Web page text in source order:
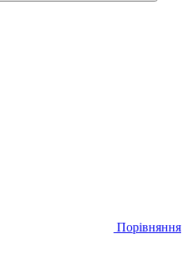
Порівняння